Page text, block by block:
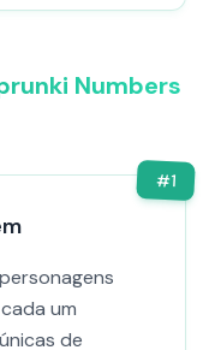
Numbers
#1
um
de